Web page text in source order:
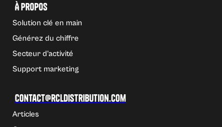
À propos
Solution clé en main
Générez du chiffre
Secteur d'activité
Support marketing
Articles
Contact@rcldistribution.com